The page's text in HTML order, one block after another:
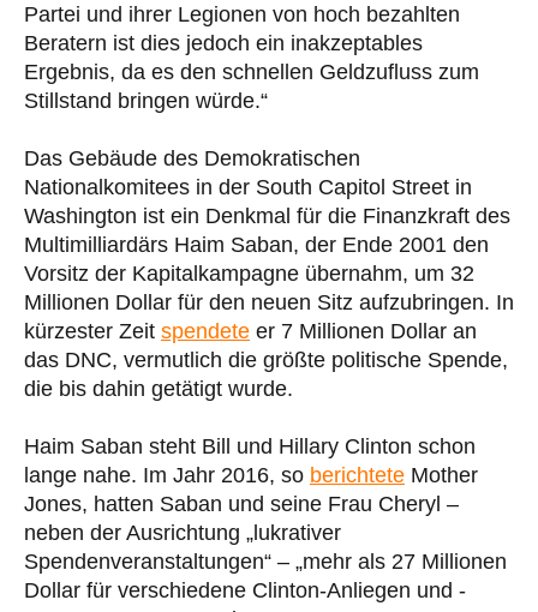
Partei und ihrer Legionen von hoch bezahlten
Beratern ist dies jedoch ein inakzeptables
Ergebnis, da es den schnellen Geldzufluss zum
Stillstand bringen würde.“
Das Gebäude des Demokratischen
Nationalkomitees in der South Capitol Street in
Washington ist ein Denkmal für die Finanzkraft des
Multimilliardärs Haim Saban, der Ende 2001 den
Vorsitz der Kapitalkampagne übernahm, um 32
Millionen Dollar für den neuen Sitz aufzubringen. In
kürzester Zeit spendete er 7 Millionen Dollar an
das DNC, vermutlich die größte politische Spende,
die bis dahin getätigt wurde.
Haim Saban steht Bill und Hillary Clinton schon
lange nahe. Im Jahr 2016, so berichtete Mother
Jones, hatten Saban und seine Frau Cheryl –
neben der Ausrichtung „lukrativer
Spendenveranstaltungen“ – „mehr als 27 Millionen
Dollar für verschiedene Clinton-Anliegen und -